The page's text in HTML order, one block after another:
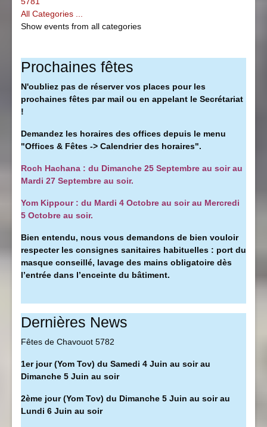
All Categories ...
Show events from all categories
Prochaines fêtes
N'oubliez pas de réserver vos places pour les
prochaines fêtes par mail ou en appelant le Secrétariat
!
Demandez les horaires des offices depuis le menu
"Offices & Fêtes -> Calendrier des horaires".
Roch Hachana : du Dimanche 25 Septembre au soir au
Mardi 27 Septembre au soir.
Yom Kippour : du Mardi 4 Octobre au soir au Mercredi
5 Octobre au soir.
Bien entendu, nous vous demandons de bien vouloir
respecter les consignes sanitaires habituelles : port du
masque conseillé, lavage des mains obligatoire dès
l’entrée dans l’enceinte du bâtiment.
Dernières News
Fêtes de Chavouot 5782
1er jour (Yom Tov) du Samedi 4 Juin au soir au
Dimanche 5 Juin au soir
2ème jour (Yom Tov) du Dimanche 5 Juin au soir au
Lundi 6 Juin au soir